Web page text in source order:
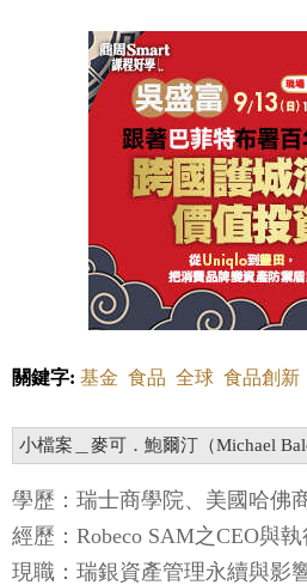
關鍵字: 基金 食品 全球 食品創新
小檔案＿麥可．鮑爾汀（Michael
學歷：瑞士商學院、美國哈佛
經歷：Robeco SAM之CEO與
現職：瑞銀資產管理永續與影